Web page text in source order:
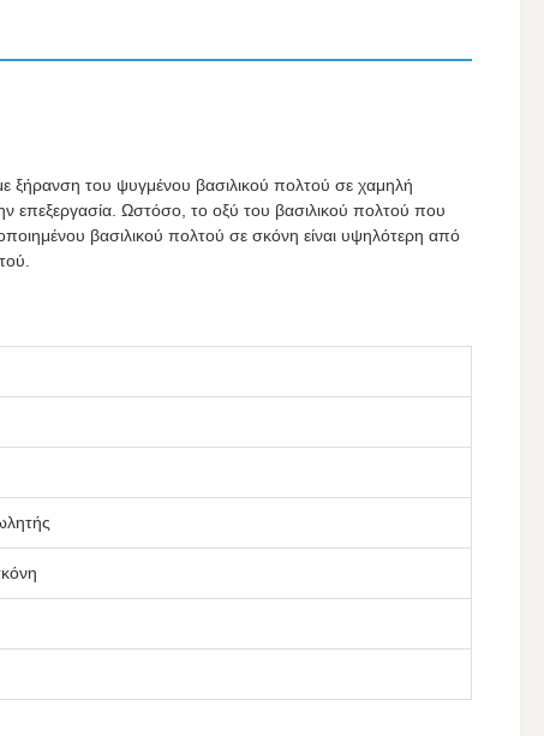
ξήρανση του ψυγμένου βασιλικού πολτού σε χαμηλή
επεξεργασία. Ωστόσο, το οξύ του βασιλικού πολτού που
βασιλικού πολτού σε σκόνη είναι υψηλότερη από